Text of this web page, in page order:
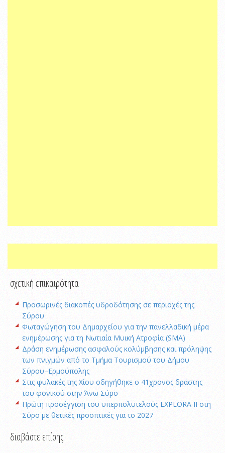
σχετική επικαιρότητα
Προσωρινές διακοπές υδροδότησης σε περιοχές της
Σύρου
Φωταγώγηση του Δημαρχείου για την πανελλαδική μέρα
ενημέρωσης για τη Νωτιαία Μυική Ατροφία (SMA)
Δράση ενημέρωσης ασφαλούς κολύμβησης και πρόληψης
των πνιγμών από το Τμήμα Τουρισμού του Δήμου
Σύρου–Ερμούπολης
Στις φυλακές της Χίου οδηγήθηκε ο 41χρονος δράστης
του φονικού στην Άνω Σύρο
Πρώτη προσέγγιση του υπερπολυτελούς EXPLORA II στη
Σύρο με θετικές προοπτικές για το 2027
διαβάστε επίσης